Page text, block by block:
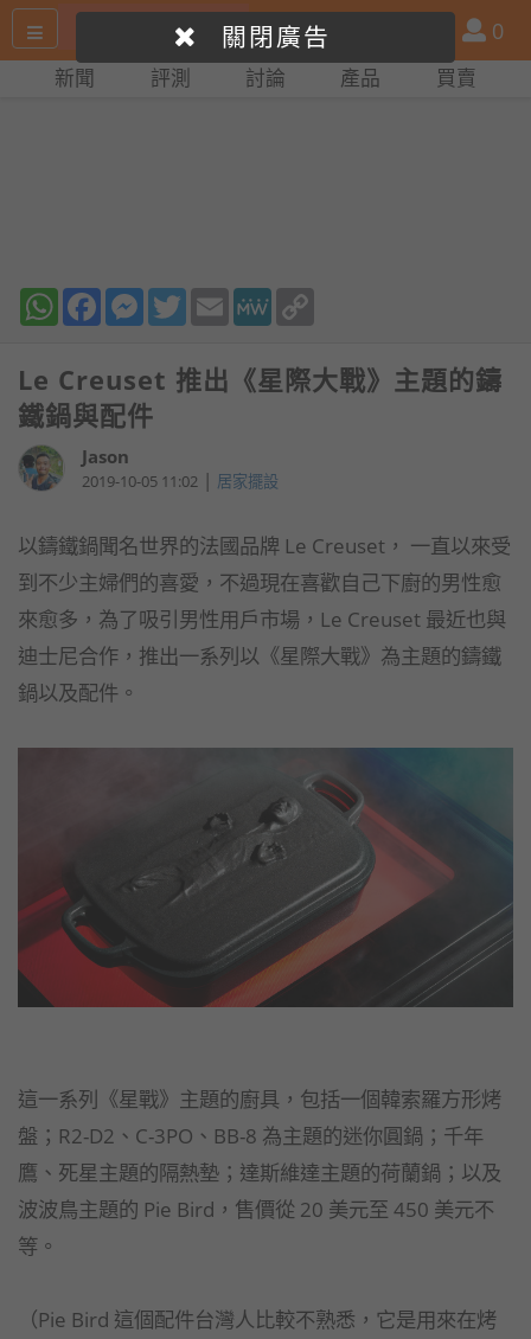
尋
產
品
比
會
員
0
新聞 評測 討論 產品 買賣
WhatsAppFacebookMessenger
TwitterEmail MeWe
Le Creuset 推出《星際大戰》主題的鑄
鐵鍋與配件
Jason
2019-10-05 11:02 | 居家擺設
以鑄鐵鍋聞名世界的法國品牌 Le Creuset， 一直以來受
到不少主婦們的喜愛，不過現在喜歡自己下廚的男性愈
來愈多，為了吸引男性用戶市場，Le Creuset 最近也與
迪士尼合作，推出一系列以《星際大戰》為主題的鑄鐵
鍋以及配件。
這一系列《星戰》主題的廚具，包括一個韓索羅方形烤
盤；R2-D2、C-3PO、BB-8 為主題的迷你圓鍋；千年
鷹、死星主題的隔熱墊；達斯維達主題的荷蘭鍋；以及
波波鳥主題的 Pie Bird，售價從 20 美元至 450 美元不
等。
（Pie Bird 這個配件台灣人比較不熟悉，它是用來在烤
關閉廣告